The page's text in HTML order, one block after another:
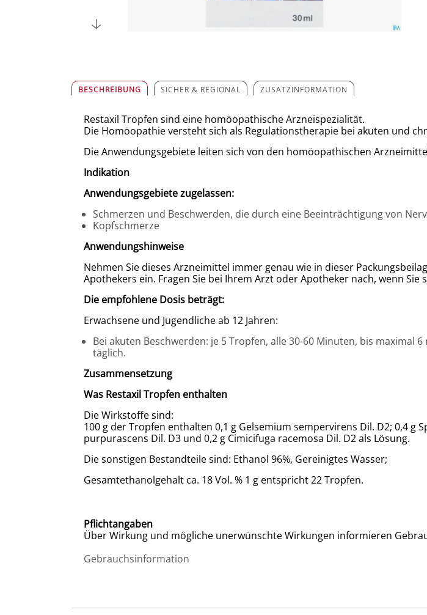
BESCHREIBUNG SICHER & REGIONAL ZUSATZINFORMATION
Restaxil Tropfen sind eine homöopathische Arzneispezialität.
Die Homöopathie versteht sich als Regulationstherapie bei akuten und
Die Anwendungsgebiete leiten sich von den homöopathischen
Indikation
Anwendungsgebiete zugelassen:
Schmerzen und Beschwerden, die durch eine Beeinträchtigung von
Kopfschmerze
Anwendungshinweise
Nehmen Sie dieses Arzneimittel immer genau wie in dieser
Apothekers ein. Fragen Sie bei Ihrem Arzt oder Apotheker nach, wenn Sie
Die empfohlene Dosis beträgt:
Erwachsene und Jugendliche ab 12 Jahren:
Bei akuten Beschwerden: je 5 Tropfen, alle 30-60 Minuten, bis maximal
täglich.
Zusammensetzung
Was Restaxil Tropfen enthalten
Die Wirkstoffe sind:
100 g der Tropfen enthalten 0,1 g Gelsemium sempervirens Dil. D2; 0,4 g
purpurascens Dil. D3 und 0,2 g Cimicifuga racemosa Dil. D2 als Lösung.
Die sonstigen Bestandteile sind: Ethanol 96%, Gereinigtes Wasser;
Gesamtethanolgehalt ca. 18 Vol. % 1 g entspricht 22 Tropfen.
Pflichtangaben
Über Wirkung und mögliche unerwünschte Wirkungen informieren
Gebrauchsinformation